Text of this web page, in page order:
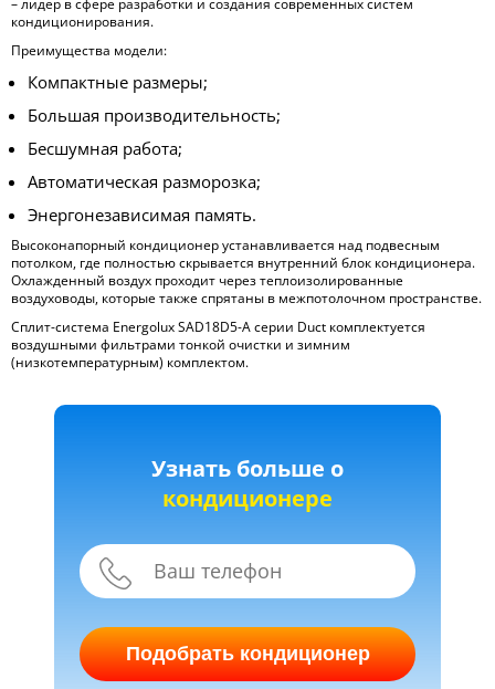
– лидер в сфере разработки и создания современных систем
кондиционирования.
Преимущества модели:
Компактные размеры;
Большая производительность;
Бесшумная работа;
Автоматическая разморозка;
Энергонезависимая память.
Высоконапорный кондиционер устанавливается над подвесным
потолком, где полностью скрывается внутренний блок кондиционера.
Охлажденный воздух проходит через теплоизолированные
воздуховоды, которые также спрятаны в межпотолочном пространстве.
Сплит-система Energolux SAD18D5-A серии Duct комплектуется
воздушными фильтрами тонкой очистки и зимним
(низкотемпературным) комплектом.
Узнать больше о
кондиционере
Подобрать кондиционер